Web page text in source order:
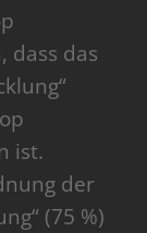
dass das
ist.
der
(75 %)